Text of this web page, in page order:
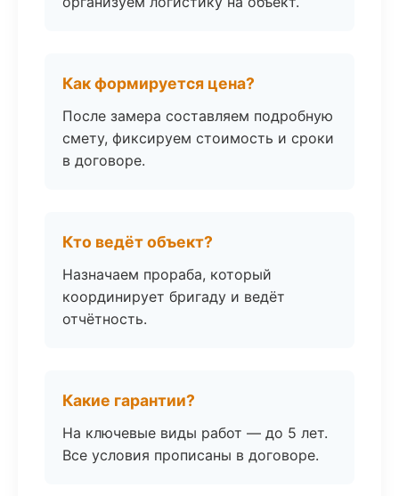
Как формируется цена?
После замера составляем подробную
смету, фиксируем стоимость и сроки
в договоре.
Кто ведёт объект?
Назначаем прораба, который
координирует бригаду и ведёт
отчётность.
Какие гарантии?
На ключевые виды работ — до 5 лет.
Все условия прописаны в договоре.